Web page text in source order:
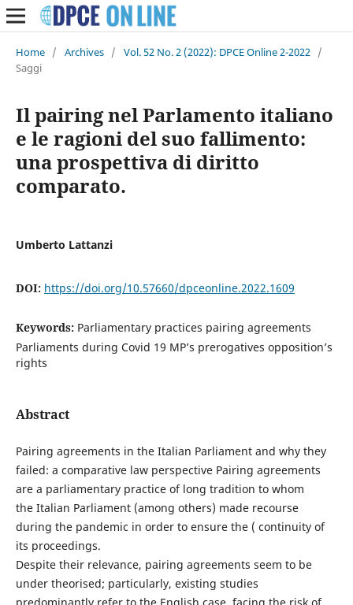
Home / Archives / Vol. 52 No. 2 (2022): DPCE Online 2-2022 /
Saggi
Il pairing nel Parlamento italiano
e le ragioni del suo fallimento:
una prospettiva di diritto
comparato.
Umberto Lattanzi
DOI: https://doi.org/10.57660/dpceonline.2022.1609
Keywords: Parliamentary practices pairing agreements
Parliaments during Covid 19 MP’s prerogatives opposition’s
rights
Abstract
Pairing agreements in the Italian Parliament and why they
failed: a comparative law perspective Pairing agreements
are a parliamentary practice of long tradition to whom
the Italian Parliament (among others) made recourse
during the pandemic in order to ensure the ( continuity of
its proceedings.
Despite their relevance, pairing agreements seem to be
under theorised; particularly, existing studies